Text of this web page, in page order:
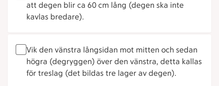
att degen blir ca 60 cm lång (degen ska inte
kavlas bredare).
Vik den vänstra långsidan mot mitten och sedan
högra (degryggen) över den vänstra, detta kallas
för treslag (det bildas tre lager av degen).